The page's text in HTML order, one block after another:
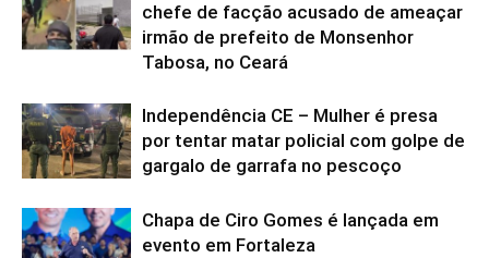
chefe de facção acusado de ameaçar
irmão de prefeito de Monsenhor
Tabosa, no Ceará
Independência CE – Mulher é presa
por tentar matar policial com golpe de
gargalo de garrafa no pescoço
Chapa de Ciro Gomes é lançada em
evento em Fortaleza